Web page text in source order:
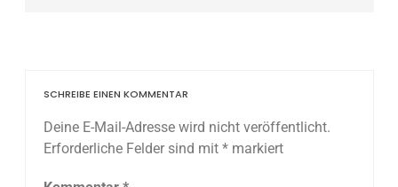
SCHREIBE EINEN KOMMENTAR
Deine E-Mail-Adresse wird nicht veröffentlicht.
Erforderliche Felder sind mit *markiert